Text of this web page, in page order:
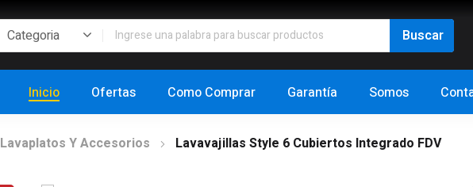
Inicio Ofertas Como Comprar Garantía Somos
Lavaplatos Y Accesorios Lavavajillas Style 6 Cubiertos Integrado FDV